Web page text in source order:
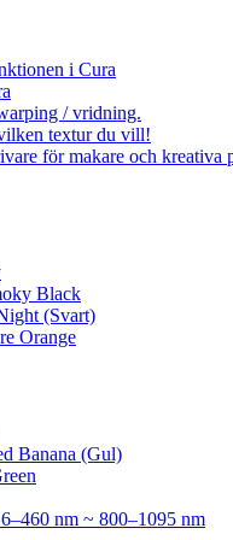
i Cura
/ vridning.
textur du vill!
för makare och kreativa
Black
(Svart)
Orange
Banana (Gul)
nm ~ 800–1095 nm